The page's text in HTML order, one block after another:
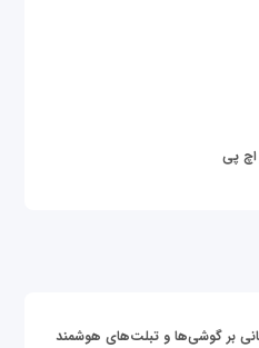
پی
بر گوشی‌ها و تبلت‌های هوشمند